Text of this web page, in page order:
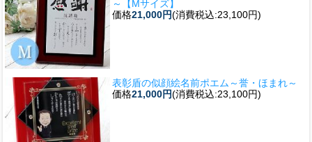
～【Mサイズ】
価格21,000円(消費税込:23,100円)
表彰盾の似顔絵名前ポエム～誉・ほまれ～
価格21,000円(消費税込:23,100円)